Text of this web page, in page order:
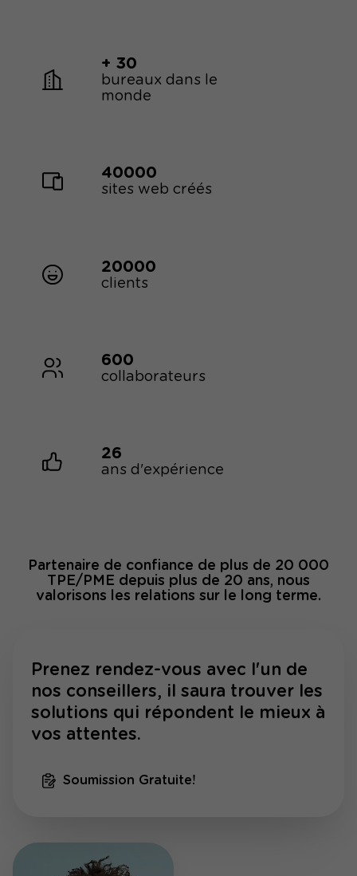
+ 30
bureaux dans le
monde
40000
sites web créés
20000
clients
600
collaborateurs
26
ans d'expérience
Partenaire de confiance de plus de 20 000
TPE/PME depuis plus de 20 ans, nous
valorisons les relations sur le long terme.
Prenez rendez-vous avec l'un de
nos conseillers, il saura trouver les
solutions qui répondent le mieux à
vos attentes.
Soumission Gratuite!